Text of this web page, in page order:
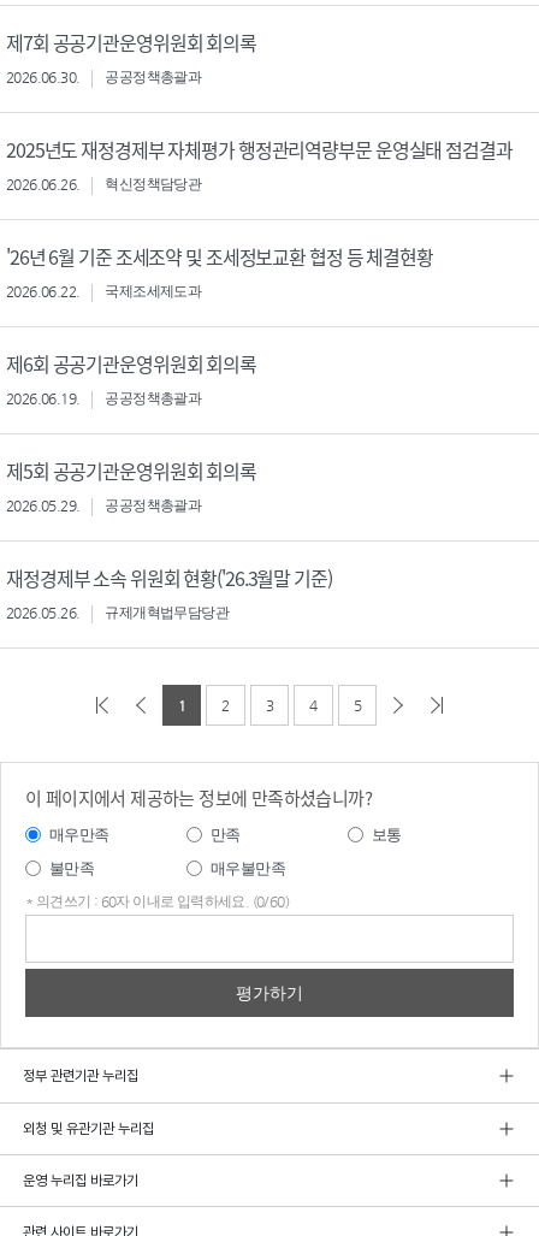
제7회 공공기관운영위원회 회의록
2026.06.30. 공공정책총괄과
2025년도 재정경제부 자체평가 행정관리역량부문 운영실태 점검결과
2026.06.26. 혁신정책담당관
'26년 6월 기준 조세조약 및 조세정보교환 협정 등 체결현황
2026.06.22. 국제조세제도과
제6회 공공기관운영위원회 회의록
2026.06.19. 공공정책총괄과
제5회 공공기관운영위원회 회의록
2026.05.29. 공공정책총괄과
재정경제부 소속 위원회 현황('26.3월말 기준)
2026.05.26. 규제개혁법무담당관
1 2 3 4 5
이 페이지에서 제공하는 정보에 만족하셨습니까?
매우만족 만족
보통
불만족
매우불만족
* 의견쓰기 : 60자 이내로 입력하세요. (0/60)
정부 관련기관 누리집
외청 및 유관기관 누리집
운영 누리집 바로가기
관련 사이트 바로가기